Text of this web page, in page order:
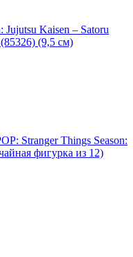
Kaisen – Satoru
(9,5 см)
Stranger Things Season:
фигурка из 12)